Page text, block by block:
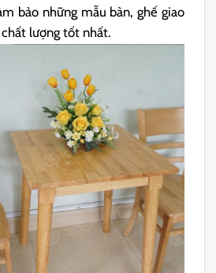
bảo những mẫu bàn, ghế giao
lượng tốt nhất.